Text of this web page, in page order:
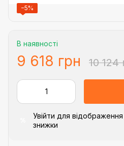
−5%
В наявності
9 618 грн 10 124
Увійти для відображення
знижки